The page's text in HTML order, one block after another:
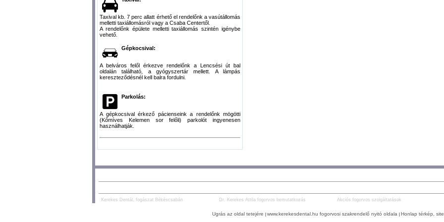
Taxival kb. 7 perc allatt érhető el rendelőnk a vasútállomás
melletti taxiállomásról vagy a Csaba Centertől.
A rendelőnk épülete melletti taxiállomás szintén igénybe
vehető.
Gépkocsival:
A belváros felől érkezve rendelőnk a Lencsési út bal
oldalán található, a gyógyszertár mellett. A lámpás
kereszteződésnél kell balra fordulni.
Parkolás:
A gépkocsival érkező pácienseink a rendelőnk mögötti
(Kőmíves Kelemen sor felőli) parkolót ingyenesen
használhatják.
Kerekes Dentál, fogászat Békéscsabán Dr. Kerekes Attila fogorvos bemutatkozás Akciós fogorvos szolgáltatások
Ugrás az oldal tetejére www.kerekesdental.hu fogorvosi szakrendelő nyitó oldala Honlap térkép,